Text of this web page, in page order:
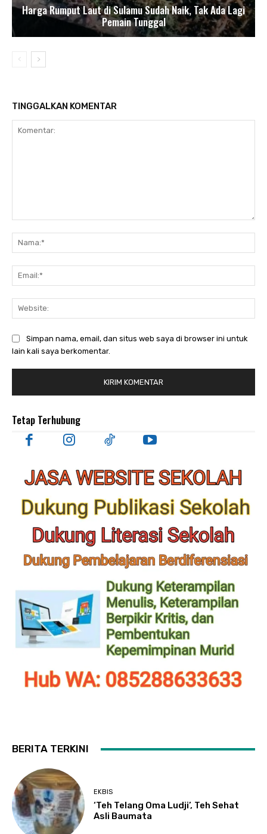
Harga Rumput Laut di Sulamu Sudah Naik, Tak Ada Lagi
Pemain Tunggal
TINGGALKAN KOMENTAR
Simpan nama, email, dan situs web saya di browser ini untuk
lain kali saya berkomentar.
Tetap Terhubung
BERITA TERKINI
EKBIS
‘Teh Telang Oma Ludji’, Teh Sehat
Asli Baumata